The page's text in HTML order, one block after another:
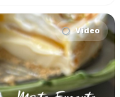
Video